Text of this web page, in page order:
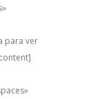
para ver